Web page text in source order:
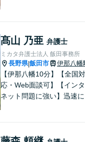
髙山 乃亜 弁護士
ミカタ弁護士法人 飯田事務所
長野県|飯田市 伊那八幡
【伊那八幡10分】【全国対
応・Web面談可】【イン
ネット問題に強い】迅速に
のようなことでも、お気軽